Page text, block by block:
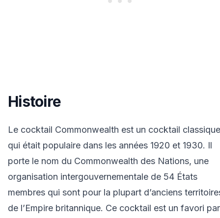
Histoire
Le cocktail Commonwealth est un cocktail classique
qui était populaire dans les années 1920 et 1930. Il
porte le nom du Commonwealth des Nations, une
organisation intergouvernementale de 54 États
membres qui sont pour la plupart d’anciens
de l’Empire britannique. Ce cocktail est un favori